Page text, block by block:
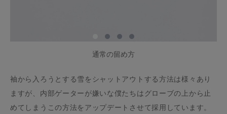
通常の留め方
袖から入ろうとする雪をシャットアウトする方法は様々あり
ますが、内部ゲーターが嫌いな僕たちはグローブの上から止
めてしまうこの方法をアップデートさせて採用しています。